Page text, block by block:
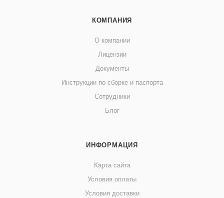
КОМПАНИЯ
О компании
Лицензии
Документы
Инструкции по сборке и паспорта
Сотрудники
Блог
ИНФОРМАЦИЯ
Карта сайта
Условия оплаты
Условия доставки